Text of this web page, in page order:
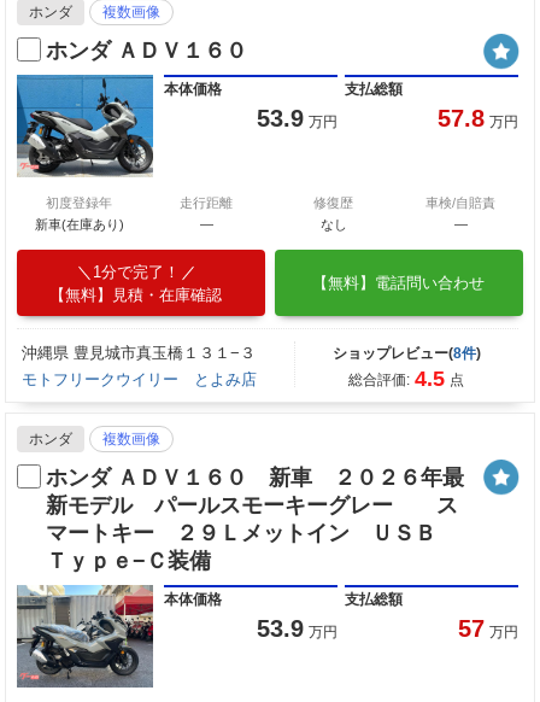
ホンダ 複数画像
ホンダ ＡＤＶ１６０
本体価格
53.9 万円
支払総額
57.8 万円
初度登録年
新車(在庫あり)
走行距離
―
修復歴
なし
車検/自賠責
―
1分で完了！
【無料】見積・在庫確認
【無料】電話問い合わせ
沖縄県 豊見城市真玉橋１３１−３
モトフリークウイリー とよみ店
ショップレビュー(8件)
総合評価: 4.5 点
ホンダ 複数画像
ホンダ ＡＤＶ１６０ 新車 ２０２６年最
新モデル パールスモーキーグレー ス
マートキー ２９Ｌメットイン ＵＳＢ
Ｔｙｐｅ−Ｃ装備
本体価格
53.9 万円
支払総額
57 万円